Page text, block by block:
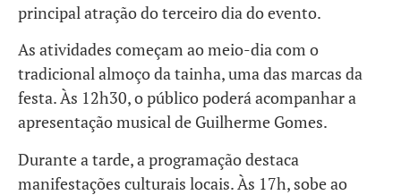
principal atração do terceiro dia do evento.
As atividades começam ao meio-dia com o
tradicional almoço da tainha, uma das marcas da
festa. Às 12h30, o público poderá acompanhar a
apresentação musical de Guilherme Gomes.
Durante a tarde, a programação destaca
manifestações culturais locais. Às 17h, sobe ao